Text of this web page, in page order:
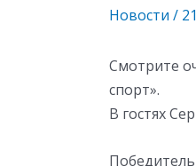
Новости /
Смотрите
спорт».
В гостях